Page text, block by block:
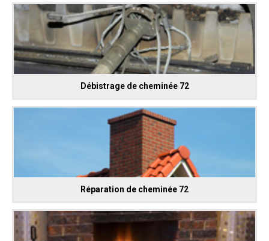
Débistrage de cheminée 72
Réparation de cheminée 72